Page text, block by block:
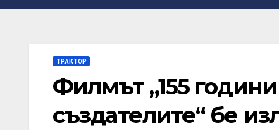
ТРАКТОР
Филмът „155
създателите“ бе